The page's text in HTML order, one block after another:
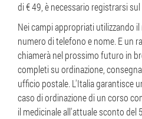
di € 49, è necessario registrarsi
Nei campi appropriati utilizzando
numero di telefono e nome. E un
chiamerà nel prossimo futuro in
completi su ordinazione,
ufficio postale. L'Italia garantisce
caso di ordinazione di un corso
il medicinale all'attuale sconto del